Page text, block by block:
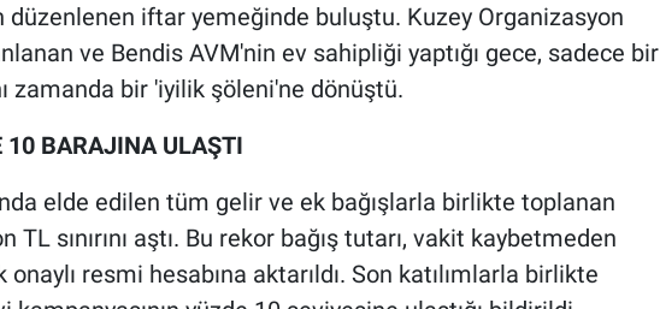
düzenlenen iftar yemeğinde buluştu. Kuzey Organizasyon
ve Bendis AVM'nin ev sahipliği yaptığı gece, sadece bir
zamanda bir 'iyilik şöleni'ne dönüştü.
10 BARAJINA ULAŞTI
elde edilen tüm gelir ve ek bağışlarla birlikte toplanan
TL sınırını aştı. Bu rekor bağış tutarı, vakit kaybetmeden
resmi hesabına aktarıldı. Son katılımlarla birlikte